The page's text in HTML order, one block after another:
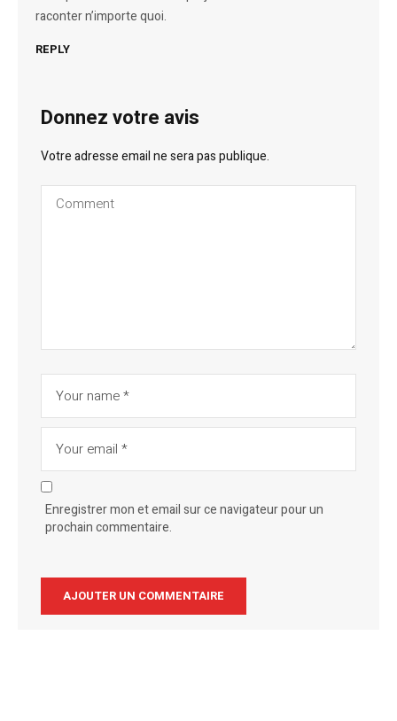
raconter n’importe quoi.
REPLY
Donnez votre avis
Votre adresse email ne sera pas publique.
Enregistrer mon et email sur ce navigateur pour un
prochain commentaire.